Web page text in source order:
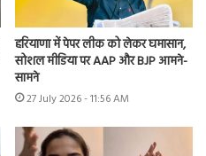
हरियाणा में पेपर लीक को लेकर घमासान,
सोशल मीडिया पर AAP और BJP आमने-
सामने
27 July 2026 - 11:56 AM